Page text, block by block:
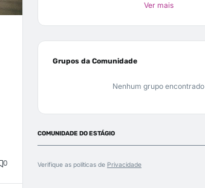
0
Ver mais
Grupos da Comunidade
Nenhum grupo encontrado
COMUNIDADE DO ESTÁGIO
Verifique as políticas de Privacidade